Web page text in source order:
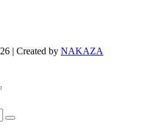
| Created by NAKAZA